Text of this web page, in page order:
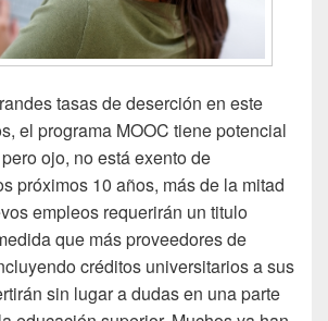
tasas de deserción en este
el programa MOOC tiene potencial
ojo, no está exento de
próximos 10 años, más de la mitad
empleos requerirán un titulo
que más proveedores de
créditos universitarios a sus
sin lugar a dudas en una parte